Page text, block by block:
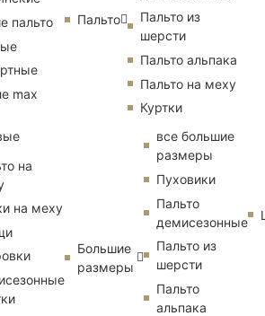
пальто
max
на
на меху
Пальто
Пальто из
шерсти
Пальто альпака
Пальто на меху
Куртки
Большие
размеры
все большие
размеры
Пуховики
Пальто
демисезонные
Пальто из
шерсти
Пальто
альпака